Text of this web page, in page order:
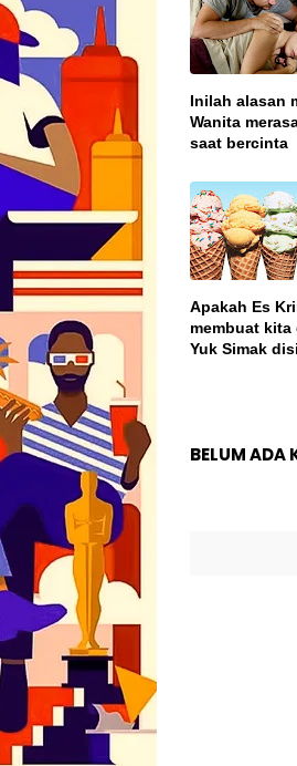
Inilah alasan
Wanita
saat bercinta
Apakah Es
membuat kita
Yuk Simak
BELUM ADA